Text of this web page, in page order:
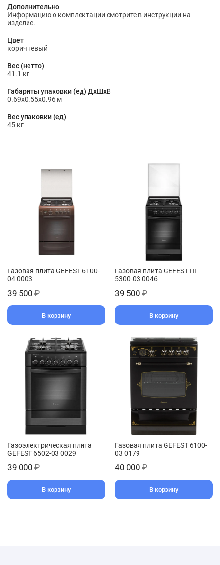
Дополнительно
Информацию о комплектации смотрите в инструкции на
изделие.
Цвет
коричневый
Вес (нетто)
41.1 кг
Габариты упаковки (ед) ДхШхВ
0.69x0.55x0.96 м
Вес упаковки (ед)
45 кг
Газовая плита GEFEST 6100-
04 0003
39 500 ₽
В корзину
Газовая плита GEFEST ПГ
5300-03 0046
39 500 ₽
В корзину
Газоэлектрическая плита
GEFEST 6502-03 0029
39 000 ₽
В корзину
Газовая плита GEFEST 6100-
03 0179
40 000 ₽
В корзину